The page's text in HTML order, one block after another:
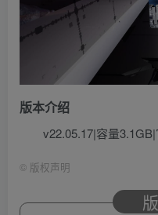
版本介绍
v22.05.17|容量
© 版权声明